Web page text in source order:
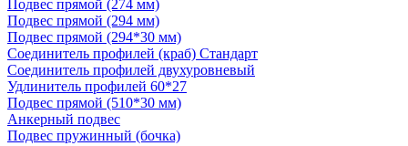
Подвес прямой (274 мм)
Подвес прямой (294 мм)
Подвес прямой (294*30 мм)
Соединитель профилей (краб) Стандарт
Соединитель профилей двухуровневый
Удлинитель профилей 60*27
Подвес прямой (510*30 мм)
Анкерный подвес
Подвес пружинный (бочка)